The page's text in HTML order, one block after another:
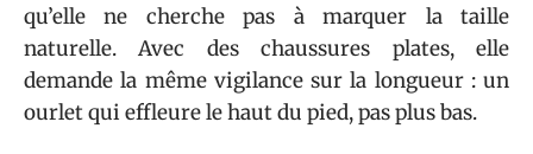
qu’elle ne cherche pas à marquer la taille
naturelle. Avec des chaussures plates, elle
demande la même vigilance sur la longueur : un
ourlet qui effleure le haut du pied, pas plus bas.